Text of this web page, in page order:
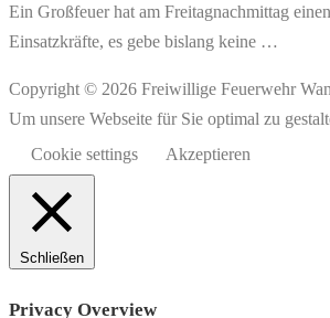
Ein Großfeuer hat am Freitagnachmittag
Einsatzkräfte, es gebe bislang keine …
Copyright © 2026 Freiwillige Feuerwehr
Um unsere Webseite für Sie optimal zu
Cookie settings
Akzeptieren
Schließen
Privacy Overview